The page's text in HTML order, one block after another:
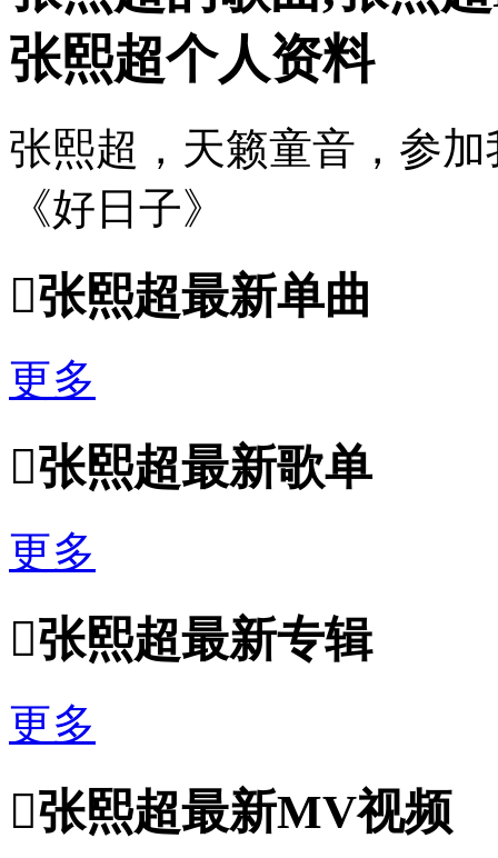
张熙超个人资料
张熙超，天籁童音，参
《好日子》
张熙超最新单曲
更多
张熙超最新歌单
更多
张熙超最新专辑
更多
张熙超最新MV视频